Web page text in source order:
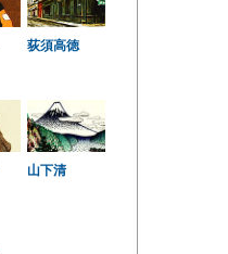
荻須高徳
山下清